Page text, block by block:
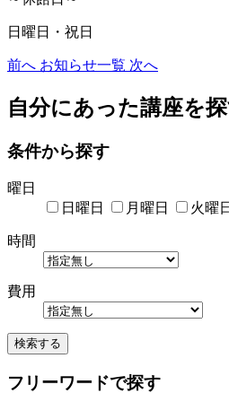
日曜日・祝日
前へ お知らせ一覧 次へ
自分にあった講座を
条件から探す
曜日
日曜日
月曜日 火曜日
時間
費用
検索する
フリーワードで探す